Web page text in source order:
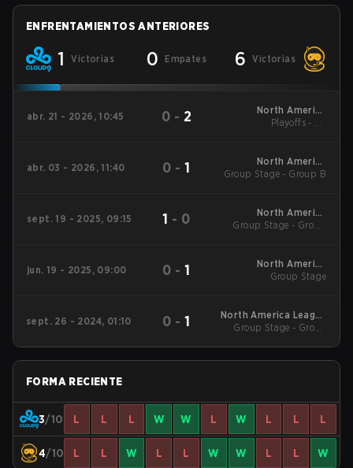
ENFRENTAMIENTOS ANTERIORES
1 Victorias 0 Empates 6 Victorias
abr. 21 - 2026, 10:45 0 - 2
North America
League - North
Playoffs - LB
abr. 03 - 2026, 11:40 0 -1
North America
League - North
Group Stage - Group B
sept. 19 - 2025, 09:15 1 - 0
North America
League Stage 2
Group Stage - Group
jun. 19 - 2025, 09:00 0 -1
North America
League Stage 1
Group Stage
sept. 26 - 2024, 01:10 0 -1
North America League
2024 - Stage 2
Group Stage - Group
FORMA RECIENTE
3/10 L L L W W L W L L L
4/10 L L W L L W W L L W